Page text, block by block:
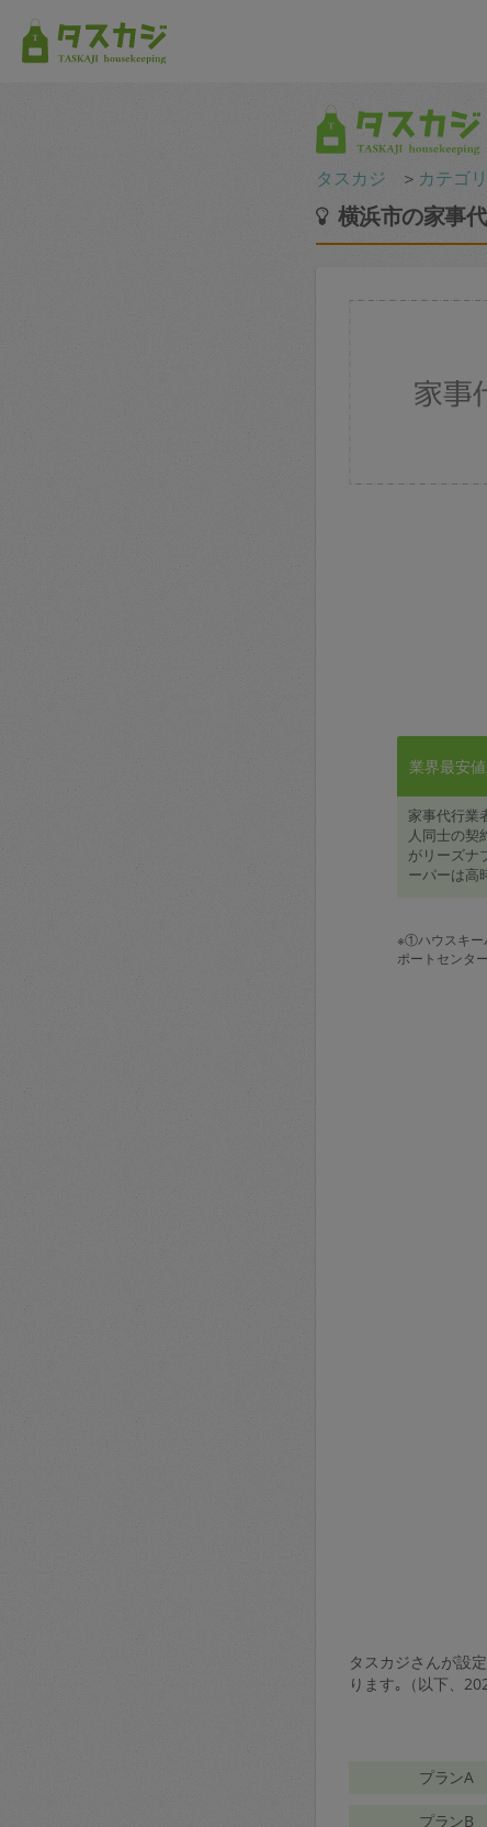
タスカジ ＞ カテゴリ
横浜市の家事
業界最安
家事代行業
人同士の契
がリーズナ
ーパーは高
※①ハウスキー
ポートセンター
タスカジさんが設
ります｡（以下、
プランA
プランB